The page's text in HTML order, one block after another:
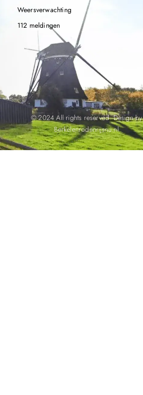
Weersverwachting
112 meldingen
© 2024 All rights reserved. Design by
Berkelenrodenrijsnu.nl